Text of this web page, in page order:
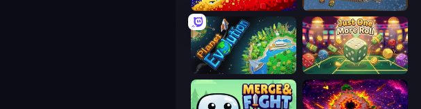
Liquid Swarm Deep Miners Idle 2
Planet Evolution: Idle Clicker Just One More Roll